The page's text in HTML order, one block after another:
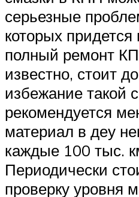
серьезные
которых придется
полный ремонт
известно, стоит
избежание такой
рекомендуется
материал в деу
каждые 100 тыс.
Периодически
проверку уровня